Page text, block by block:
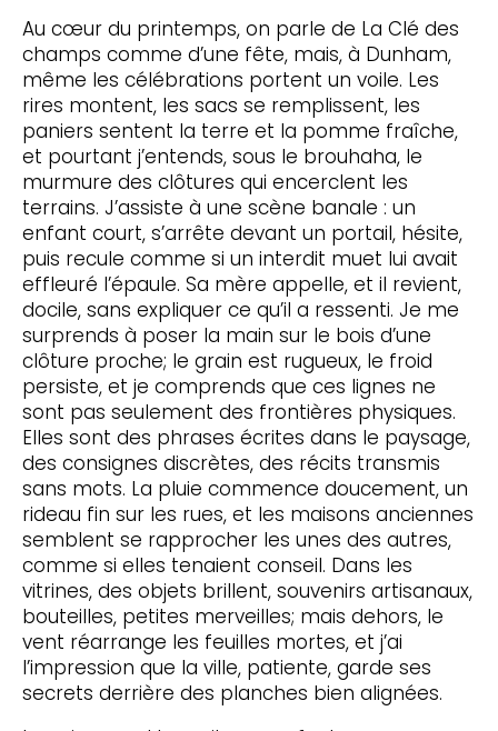
Au cœur du printemps, on parle de La Clé des
champs comme d’une fête, mais, à Dunham,
même les célébrations portent un voile. Les
rires montent, les sacs se remplissent, les
paniers sentent la terre et la pomme fraîche,
et pourtant j’entends, sous le brouhaha, le
murmure des clôtures qui encerclent les
terrains. J’assiste à une scène banale : un
enfant court, s’arrête devant un portail, hésite,
puis recule comme si un interdit muet lui avait
effleuré l’épaule. Sa mère appelle, et il revient,
docile, sans expliquer ce qu’il a ressenti. Je me
surprends à poser la main sur le bois d’une
clôture proche; le grain est rugueux, le froid
persiste, et je comprends que ces lignes ne
sont pas seulement des frontières physiques.
Elles sont des phrases écrites dans le paysage,
des consignes discrètes, des récits transmis
sans mots. La pluie commence doucement, un
rideau fin sur les rues, et les maisons anciennes
semblent se rapprocher les unes des autres,
comme si elles tenaient conseil. Dans les
vitrines, des objets brillent, souvenirs artisanaux,
bouteilles, petites merveilles; mais dehors, le
vent réarrange les feuilles mortes, et j’ai
l’impression que la ville, patiente, garde ses
secrets derrière des planches bien alignées.